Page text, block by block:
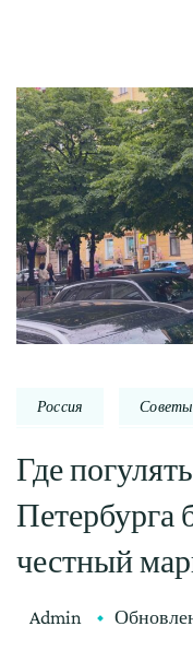
Россия
Где
Петербурга
честный
Admin